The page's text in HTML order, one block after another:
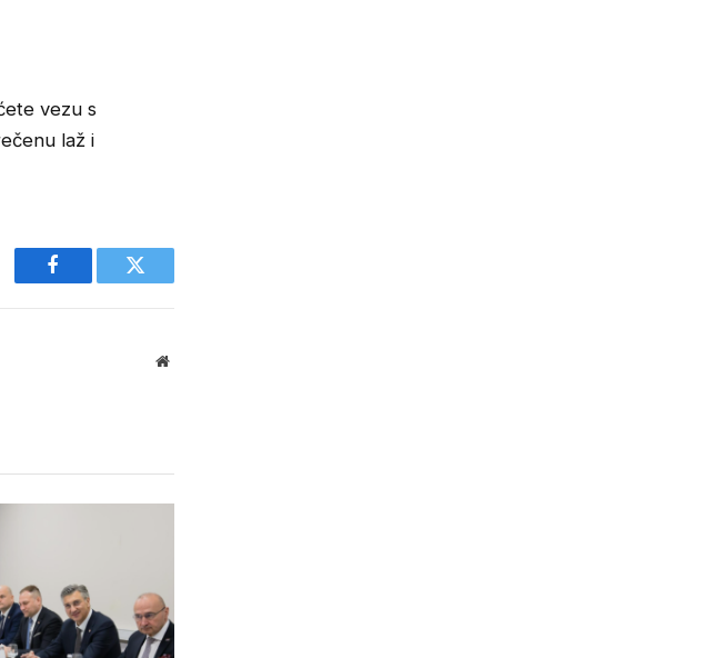
vezu s
laž i
Facebook Twitter
Website